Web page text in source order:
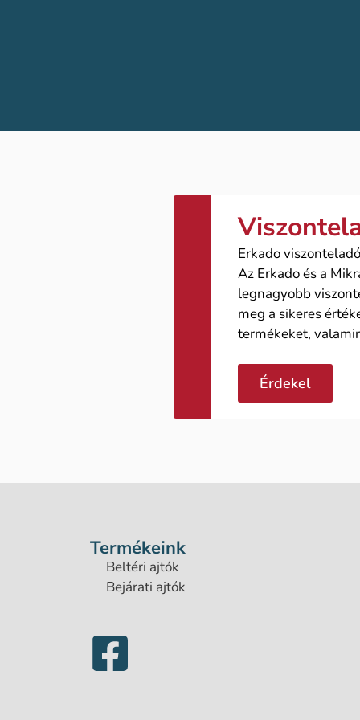
Erkado
Az Erkado és a
legnagyobb
meg a sikeres
termékeket,
Érdekel
Termékeink
Beltéri ajtók
Bejárati ajtók